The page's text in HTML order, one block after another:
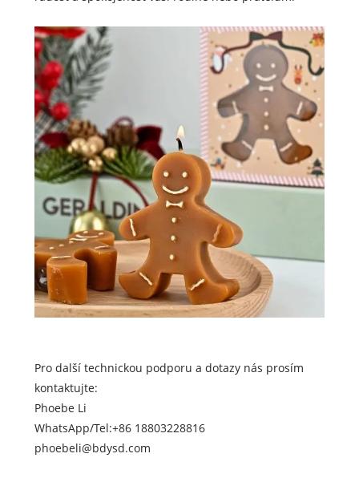
Pro další technickou podporu a dotazy nás prosím
kontaktujte:
Phoebe Li
WhatsApp/Tel:+86 18803228816
phoebeli@bdysd.com